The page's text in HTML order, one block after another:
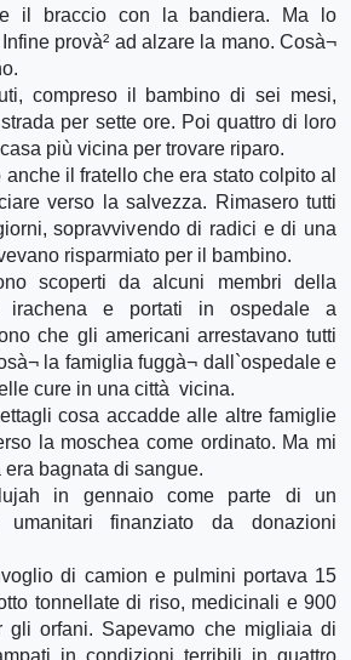
il braccio con la bandiera. Ma lo
provà² ad alzare la mano. Cosà¬
compreso il bambino di sei mesi,
per sette ore. Poi quattro di loro
più vicina per trovare riparo.
anche il fratello che era stato colpito al
verso la salvezza. Rimasero tutti
sopravvivendo di radici e di una
risparmiato per il bambino.
scoperti da alcuni membri della
irachena e portati in ospedale a
che gli americani arrestavano tutti
la famiglia fuggà¬ dall`ospedale e
cure in una città vicina.
cosa accadde alle altre famiglie
la moschea come ordinato. Ma mi
bagnata di sangue.
in gennaio come parte di un
finanziato da donazioni
di camion e pulmini portava 15
tonnellate di riso, medicinali e 900
gli orfani. Sapevamo che migliaia di
in condizioni terribili in quattro